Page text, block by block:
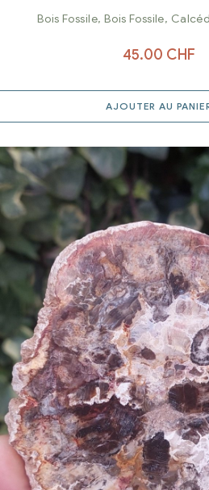
botryoidal
Bois Fossile, Bois Fossile,
45.00 CHF
AJOUTER AU